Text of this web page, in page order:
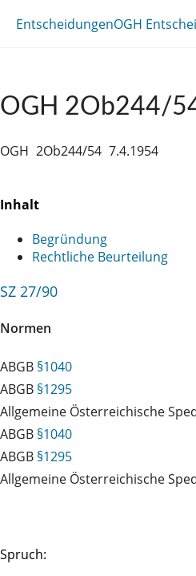
EntscheidungenOGH
OGH 2Ob244/
OGH 2Ob244/54 7.4.1954
Inhalt
Begründung
Rechtliche Beurteilung
SZ 27/90
Normen
ABGB §1040
ABGB §1295
Allgemeine Österreichische
ABGB §1040
ABGB §1295
Allgemeine Österreichische
Spruch: